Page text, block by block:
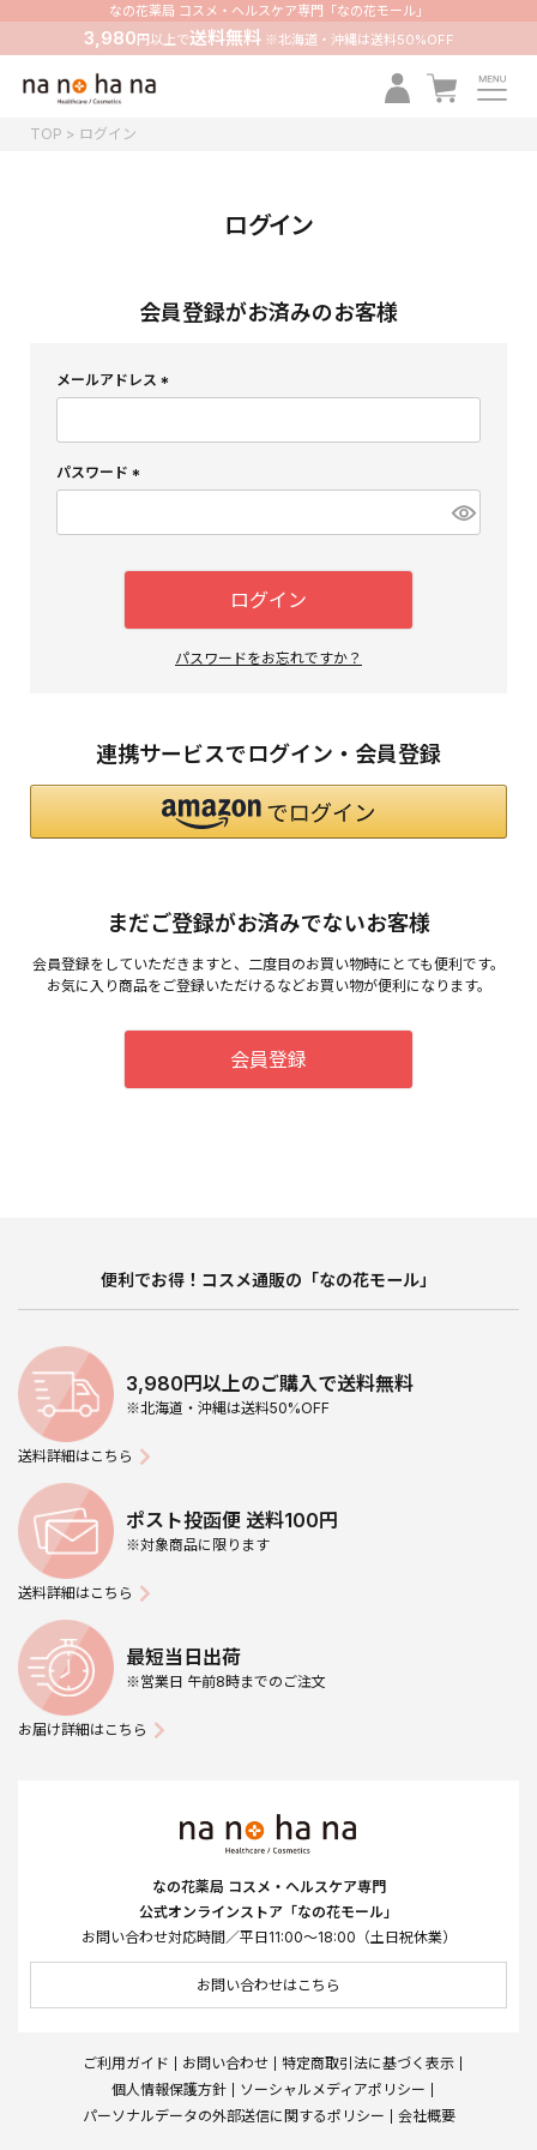
なの花薬局 コスメ・ヘルスケア専門「なの花モール」
3,980 円以上で送料無料※北海道・沖縄は送料50%OFF
TOP ログイン
ログイン
会員登録がお済みのお客様
メールアドレス
パスワード
ログイン
パスワードをお忘れですか？
連携サービスでログイン・会員登録
まだご登録がお済みでないお客様
会員登録をしていただきますと、二度目のお買い物時にとても便利です。
お気に入り商品をご登録いただけるなどお買い物が便利になります。
会員登録
便利でお得！コスメ通販の「なの花モール」
3,980円以上のご購入で送料無料
※北海道・沖縄は送料50%OFF
送料詳細はこちら
ポスト投函便 送料100円
※対象商品に限ります
送料詳細はこちら
最短当日出荷
※営業日 午前8時までのご注文
お届け詳細はこちら
なの花薬局 コスメ・ヘルスケア専門
公式オンラインストア「なの花モール」
お問い合わせ対応時間／平日11:00～18:00（土日祝休業）
お問い合わせはこちら
ご利用ガイド お問い合わせ
特定商取引法に基づく表示
個人情報保護方針
ソーシャルメディアポリシー
パーソナルデータの外部送信に関するポリシー
会社概要